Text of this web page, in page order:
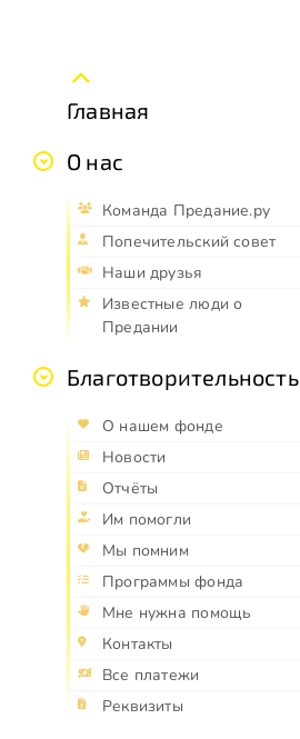
Главная
О нас
Команда Предание.ру
Попечительский совет
Наши друзья
Известные люди о
Предании
Благотворительность
О нашем фонде
Новости
Отчёты
Им помогли
Мы помним
Программы фонда
Мне нужна помощь
Контакты
Все платежи
Реквизиты